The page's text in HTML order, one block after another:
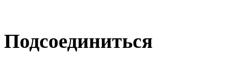
Подсоединиться